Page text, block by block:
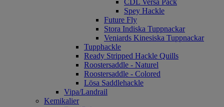
Spey Hackle
Future Fly
Stora Indiska Tuppnackar
Veniards Kinesiska Tuppnackar
Tupphackle
Ready Stripped Hackle Quills
Roostersaddle - Naturel
Roostersaddle - Colored
Lösa Saddlehackle
Vipa/Landrail
Kemikalier